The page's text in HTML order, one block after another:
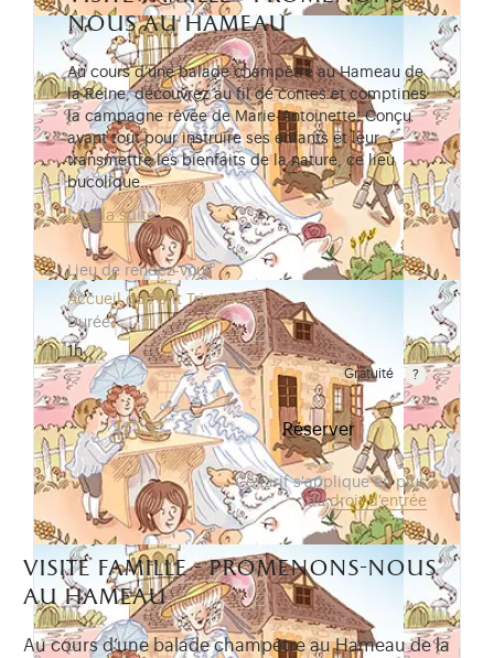
nous au hameau
Au cours d’une balade champêtre au Hameau de
la Reine, découvrez au fil de contes et comptines
la campagne rêvée de Marie-Antoinette. Conçu
avant tout pour instruire ses enfants et leur
transmettre les bienfaits de la nature, ce lieu
bucolique…
Lire la suite
Lieu de rendez-vous
Accueil du Petit Trianon
Durée
1h
Gratuité
Gratuit pour les enfants de moins de 10 ans. Tarif
10 € Réserver
Ce tarif s'applique en plus
dudroit d'entrée
visite famille - promenons-nous
au hameau
Au cours d’une balade champêtre au Hameau de la